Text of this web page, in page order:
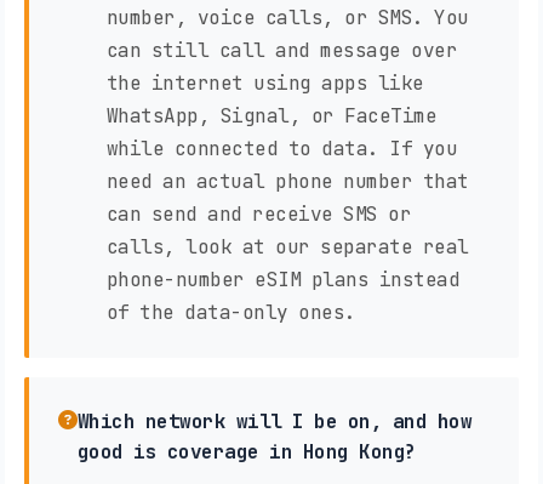
number, voice calls, or SMS. You
can still call and message over
the internet using apps like
WhatsApp, Signal, or FaceTime
while connected to data. If you
need an actual phone number that
can send and receive SMS or
calls, look at our separate real
phone-number eSIM plans instead
of the data-only ones.
Which network will I be on, and how
good is coverage in Hong Kong?